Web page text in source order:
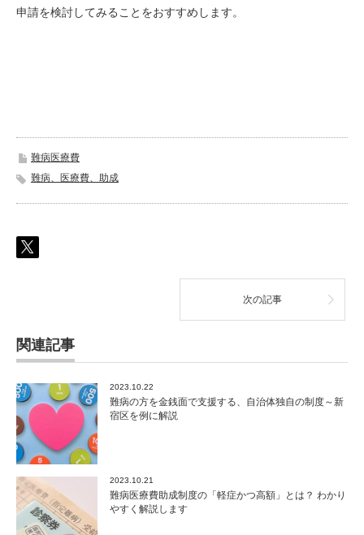
申請を検討してみることをおすすめします。
難病医療費
難病、医療費、助成
次の記事
関連記事
2023.10.22
難病の方を金銭面で支援する、自治体独自の制度～新
宿区を例に解説
2023.10.21
難病医療費助成制度の「軽症かつ高額」とは？ わかり
やすく解説します